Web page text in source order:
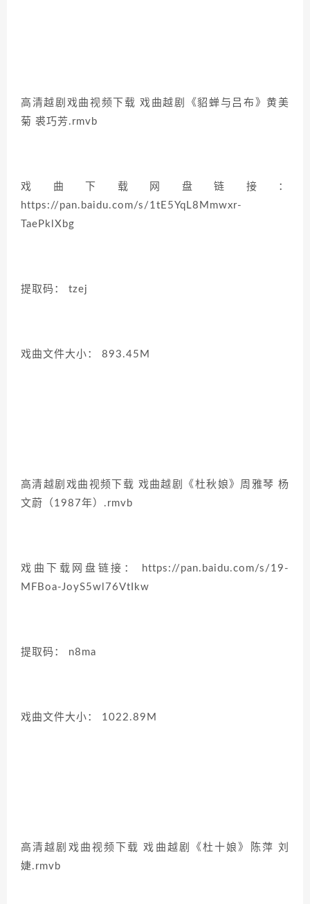
高清越剧戏曲视频下载 戏曲越剧《貂蝉与吕布》黄美
菊 裘巧芳.rmvb
戏曲下载网盘链接：
https://pan.baidu.com/s/1tE5YqL8Mmwxr-
TaePklXbg
提取码： tzej
戏曲文件大小： 893.45M
高清越剧戏曲视频下载 戏曲越剧《杜秋娘》周雅琴 杨
文蔚（1987年）.rmvb
戏曲下载网盘链接： https://pan.baidu.com/s/19-
MFBoa-JoyS5wl76VtIkw
提取码： n8ma
戏曲文件大小： 1022.89M
高清越剧戏曲视频下载 戏曲越剧《杜十娘》陈萍 刘
婕.rmvb